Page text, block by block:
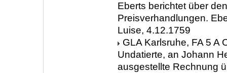
Eberts berichtet über
Preisverhandlungen.
Luise, 4.12.1759
GLA Karlsruhe, FA 5 A
Undatierte, an Johann
ausgestellte Rechnung